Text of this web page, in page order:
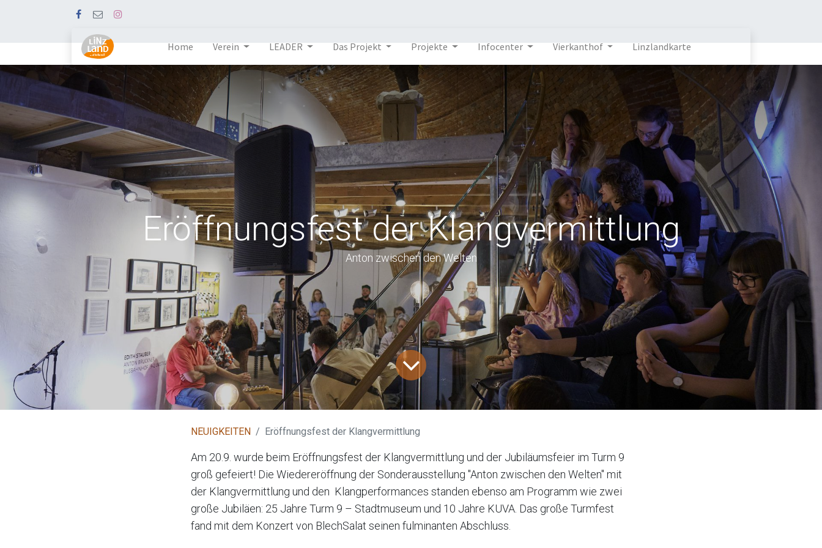
Home Verein LEADER Das Projekt Projekte Infocenter Vierkanthof Linzlandkarte
Eröffnungsfest der Klangvermittlung
Anton zwischen den Welten
NEUIGKEITEN Eröffnungsfest der Klangvermittlung
Am 20.9. wurde beim Eröffnungsfest der Klangvermittlung und der Jubiläumsfeier im Turm 9
groß gefeiert! Die Wiedereröffnung der Sonderausstellung "Anton zwischen den Welten" mit
der Klangvermittlung und den Klangperformances standen ebenso am Programm wie zwei
große Jubiläen: 25 Jahre Turm 9 – Stadtmuseum und 10 Jahre KUVA. Das große Turmfest
fand mit dem Konzert von BlechSalat seinen fulminanten Abschluss.